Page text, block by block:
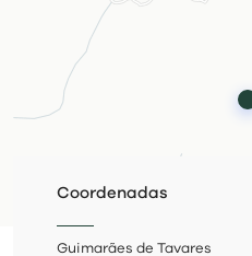
Coordenadas
Guimarães de Tavares